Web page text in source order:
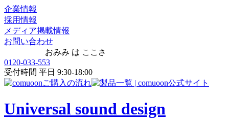
企業情報
採用情報
メディア掲載情報
お問い合わせ
おみみ は ここさ
0120-033-553
受付時間 平日 9:30-18:00
Universal sound design